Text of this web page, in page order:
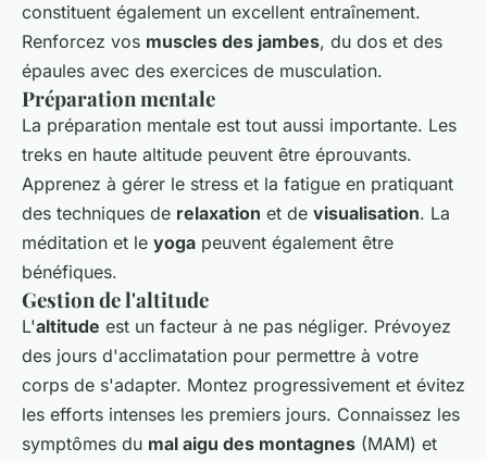
constituent également un excellent entraînement.
Renforcez vos muscles des jambes, du dos et des
épaules avec des exercices de musculation.
Préparation mentale
La préparation mentale est tout aussi importante. Les
treks en haute altitude peuvent être éprouvants.
Apprenez à gérer le stress et la fatigue en pratiquant
des techniques de relaxation et de visualisation. La
méditation et le yoga peuvent également être
bénéfiques.
Gestion de l'altitude
L'altitude est un facteur à ne pas négliger. Prévoyez
des jours d'acclimatation pour permettre à votre
corps de s'adapter. Montez progressivement et évitez
les efforts intenses les premiers jours. Connaissez les
symptômes du mal aigu des montagnes (MAM) et